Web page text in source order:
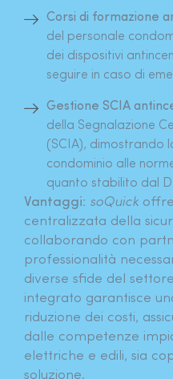
Corsi di formazione
del personale
dei dispositivi
seguire in caso di
Gestione SCIA
della Segnalazione
(SCIA), dimostrando
condominio alle
quanto stabilito dal
Vantaggi: soQuick
centralizzata della
collaborando con
professionalità
diverse sfide del
integrato garantisce
riduzione dei costi,
dalle competenze
elettriche e edili, sia
soluzione.